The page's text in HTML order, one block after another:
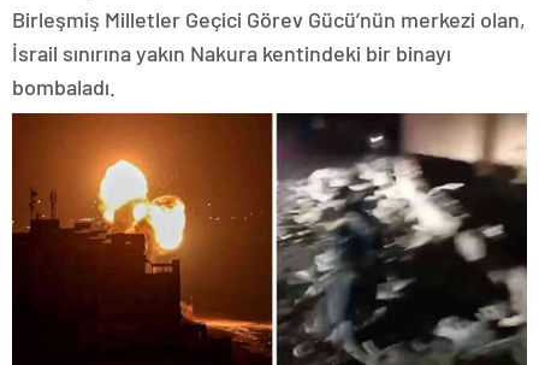
Birleşmiş Milletler Geçici Görev Gücü’nün merkezi olan,
İsrail sınırına yakın Nakura kentindeki bir binayı
bombaladı.